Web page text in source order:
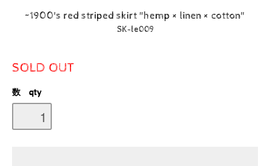
~1900's red striped skirt "hemp × linen × cotton"
SK-le009
SOLD OUT
数 qty